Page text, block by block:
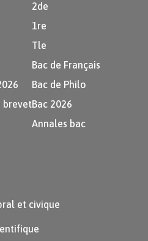
brevet
2de
1re
Tle
Bac de Français
Bac de Philo
Bac 2026
Annales bac
et civique